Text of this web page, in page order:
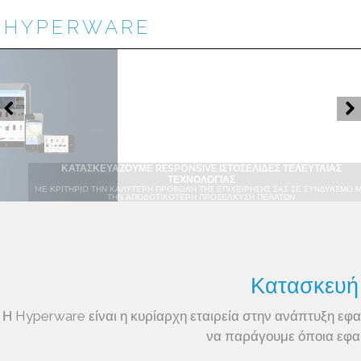
HYPERWARE
ΚΑΤΑΣΚΕΥΑΖΟΥΜΕ ΚΑΤΑΠΛΗΚΤΙΚΑ E-SHOPS
ΤΑ E-SHOPS ΜΑΣ ΧΑΡΑΚΤΗΡΙΖΟΝΤΑΙ ΑΠΟ ΑΣΦΑΛΕΙΑ ΚΑΙ ΜΟΝΤΕΡΝΑ ΣΧΕΔΙΑΣΗ
Η Hyperware είναι η κυρίαρχη εταιρεία στην ανάπτυξη
να παράγουμε όποια